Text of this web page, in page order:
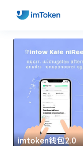
imtoken钱包2.0